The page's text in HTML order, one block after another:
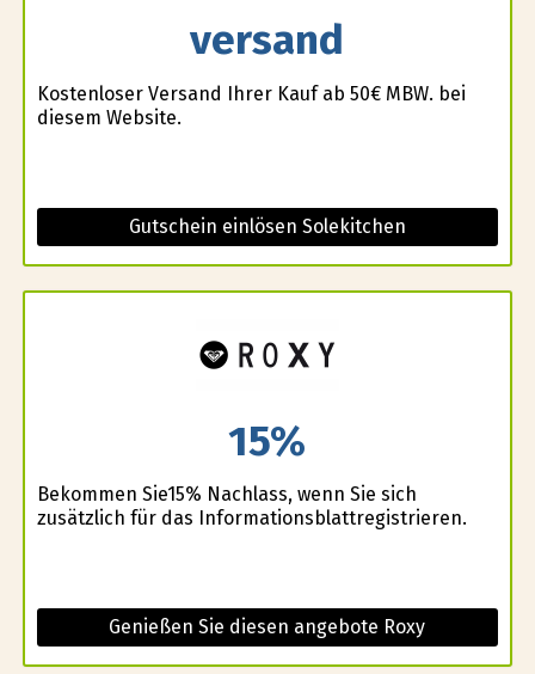
versand
Kostenloser Versand Ihrer Kauf ab 50€ MBW. bei
diesem Website.
Gutschein einlösen Solekitchen
15%
Bekommen Sie15% Nachlass, wenn Sie sich
zusätzlich für das Informationsblattregistrieren.
Genießen Sie diesen angebote Roxy